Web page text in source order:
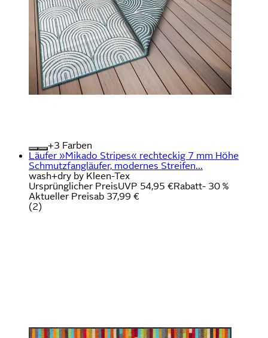
+
Farben
Läufer »Mikado Stripes« rechteckig 7 mm Höhe
Schmutzfangläufer, modernes Streifen...
wash+dry by Kleen-Tex
Ursprünglicher PreisUVP 54,95 €Rabatt- 30 %
Aktueller Preisab 37,99 €
(2)